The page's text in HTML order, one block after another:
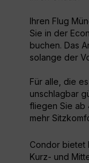
Ihren Flug
Sie in der
buchen. Das
solange der
Für alle, die
unschlagbar
fliegen Sie ab
mehr
Condor bietet
Kurz- und